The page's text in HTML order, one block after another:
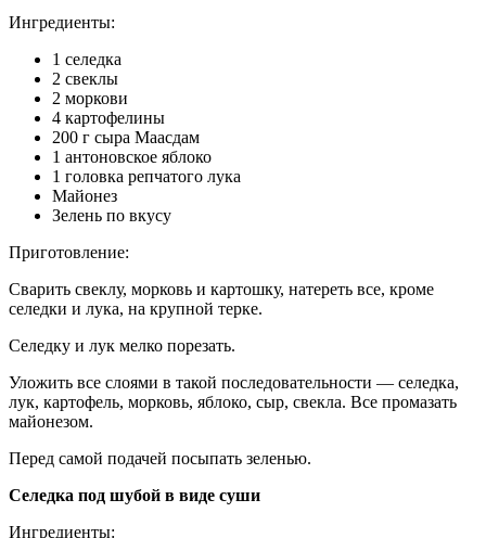
Ингредиенты:
1 селедка
2 свеклы
2 моркови
4 картофелины
200 г сыра Маасдам
1 антоновское яблоко
1 головка репчатого лука
Майонез
Зелень по вкусу
Приготовление:
Сварить свеклу, морковь и картошку, натереть все, кроме
селедки и лука, на крупной терке.
Селедку и лук мелко порезать.
Уложить все слоями в такой последовательности — селедка,
лук, картофель, морковь, яблоко, сыр, свекла. Все промазать
майонезом.
Перед самой подачей посыпать зеленью.
Селедка под шубой в виде суши
Ингредиенты: